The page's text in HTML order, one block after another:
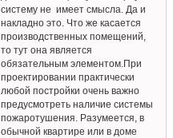
систему не имеет смысла. Да и
накладно это. Что же касается
производственных помещений,
то тут она является
обязательным элементом.При
проектировании практически
любой постройки очень важно
предусмотреть наличие системы
пожаротушения. Разумеется, в
обычной квартире или в доме